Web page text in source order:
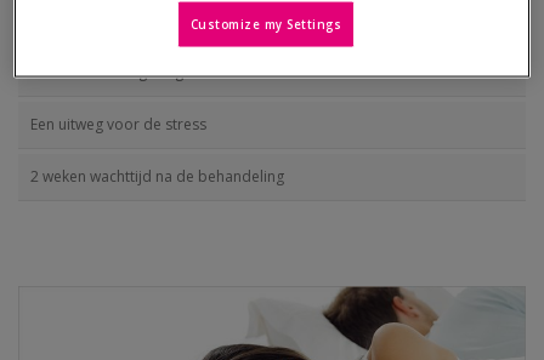
Steun uit uw omgeving
Een uitweg voor de stress
2 weken wachttijd na de behandeling
Customize my Settings